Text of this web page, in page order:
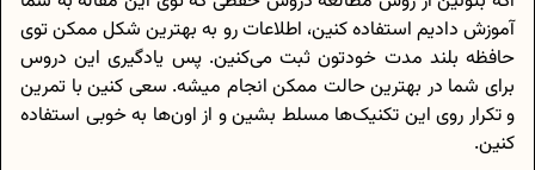
آموزش دادیم استفاده کنین، اطلاعات رو به بهترین شکل ممکن توی
حافظه بلند مدت خودتون ثبت می‌کنین. پس یادگیری این دروس
برای شما در بهترین حالت ممکن انجام میشه. سعی کنین با تمرین
و تکرار روی این تکنیک‌ها مسلط بشین و از اون‌ها به خوبی استفاده
کنین.